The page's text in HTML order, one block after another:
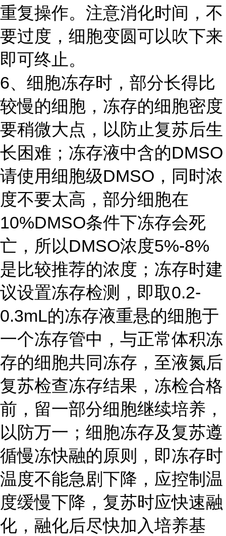
重复操作。注意消化时间，不
要过度，细胞变圆可以吹下来
即可终止。
6、细胞冻存时，部分长得比
较慢的细胞，冻存的细胞密度
要稍微大点，以防止复苏后生
长困难；冻存液中含的DMSO
请使用细胞级DMSO，同时浓
度不要太高，部分细胞在
10%DMSO条件下冻存会死
亡，所以DMSO浓度5%-8%
是比较推荐的浓度；冻存时建
议设置冻存检测，即取0.2-
0.3mL的冻存液重悬的细胞于
一个冻存管中，与正常体积冻
存的细胞共同冻存，至液氮后
复苏检查冻存结果，冻检合格
前，留一部分细胞继续培养，
以防万一；细胞冻存及复苏遵
循慢冻快融的原则，即冻存时
温度不能急剧下降，应控制温
度缓慢下降，复苏时应快速融
化，融化后尽快加入培养基